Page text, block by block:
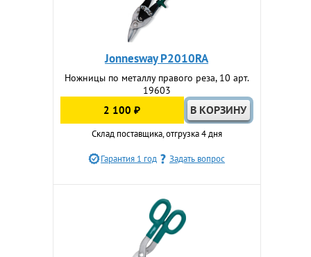
Jonnesway P2010RA
Ножницы по металлу правого реза, 10 арт.
19603
2 100 ₽
Склад поставщика, отгрузка 4 дня
Гарантия 1 год Задать вопрос